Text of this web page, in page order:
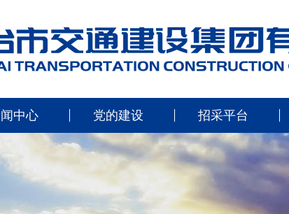
中心 党的建设 招采平台